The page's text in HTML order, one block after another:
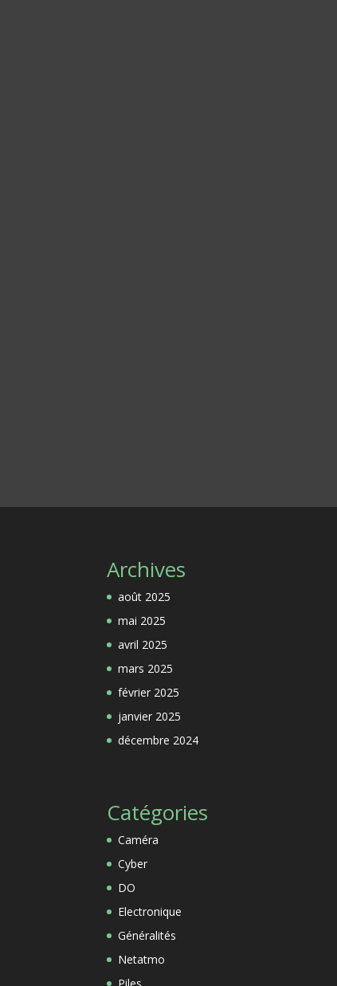
Archives
août 2025
mai 2025
avril 2025
mars 2025
février 2025
janvier 2025
décembre 2024
Catégories
Caméra
Cyber
DO
Electronique
Généralités
Netatmo
Piles